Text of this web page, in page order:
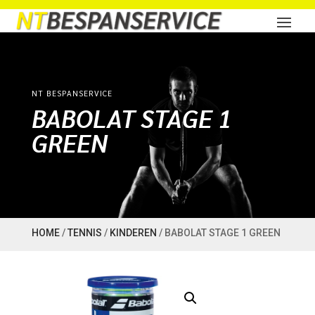
NT BESPANSERVICE
BABOLAT STAGE 1
GREEN
HOME/TENNIS / KINDEREN / BABOLAT STAGE 1 GREEN